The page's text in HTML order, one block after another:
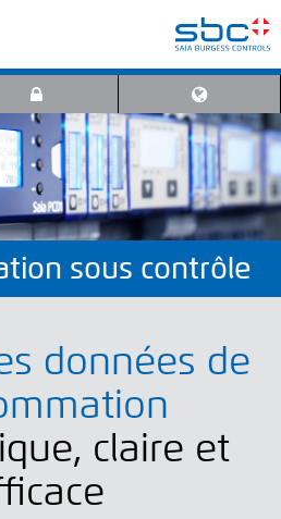
sous contrôle
données de
claire et